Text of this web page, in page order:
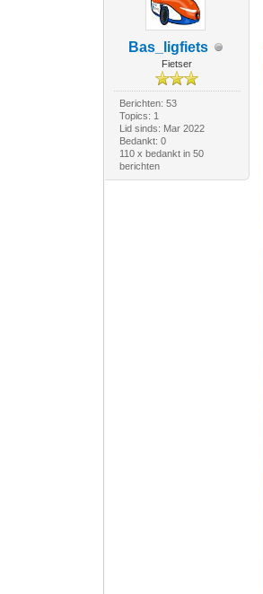
Bas_ligfiets
Fietser
Berichten: 53
Topics: 1
Lid sinds: Mar 2022
Bedankt: 0
110 x bedankt in 50
berichten